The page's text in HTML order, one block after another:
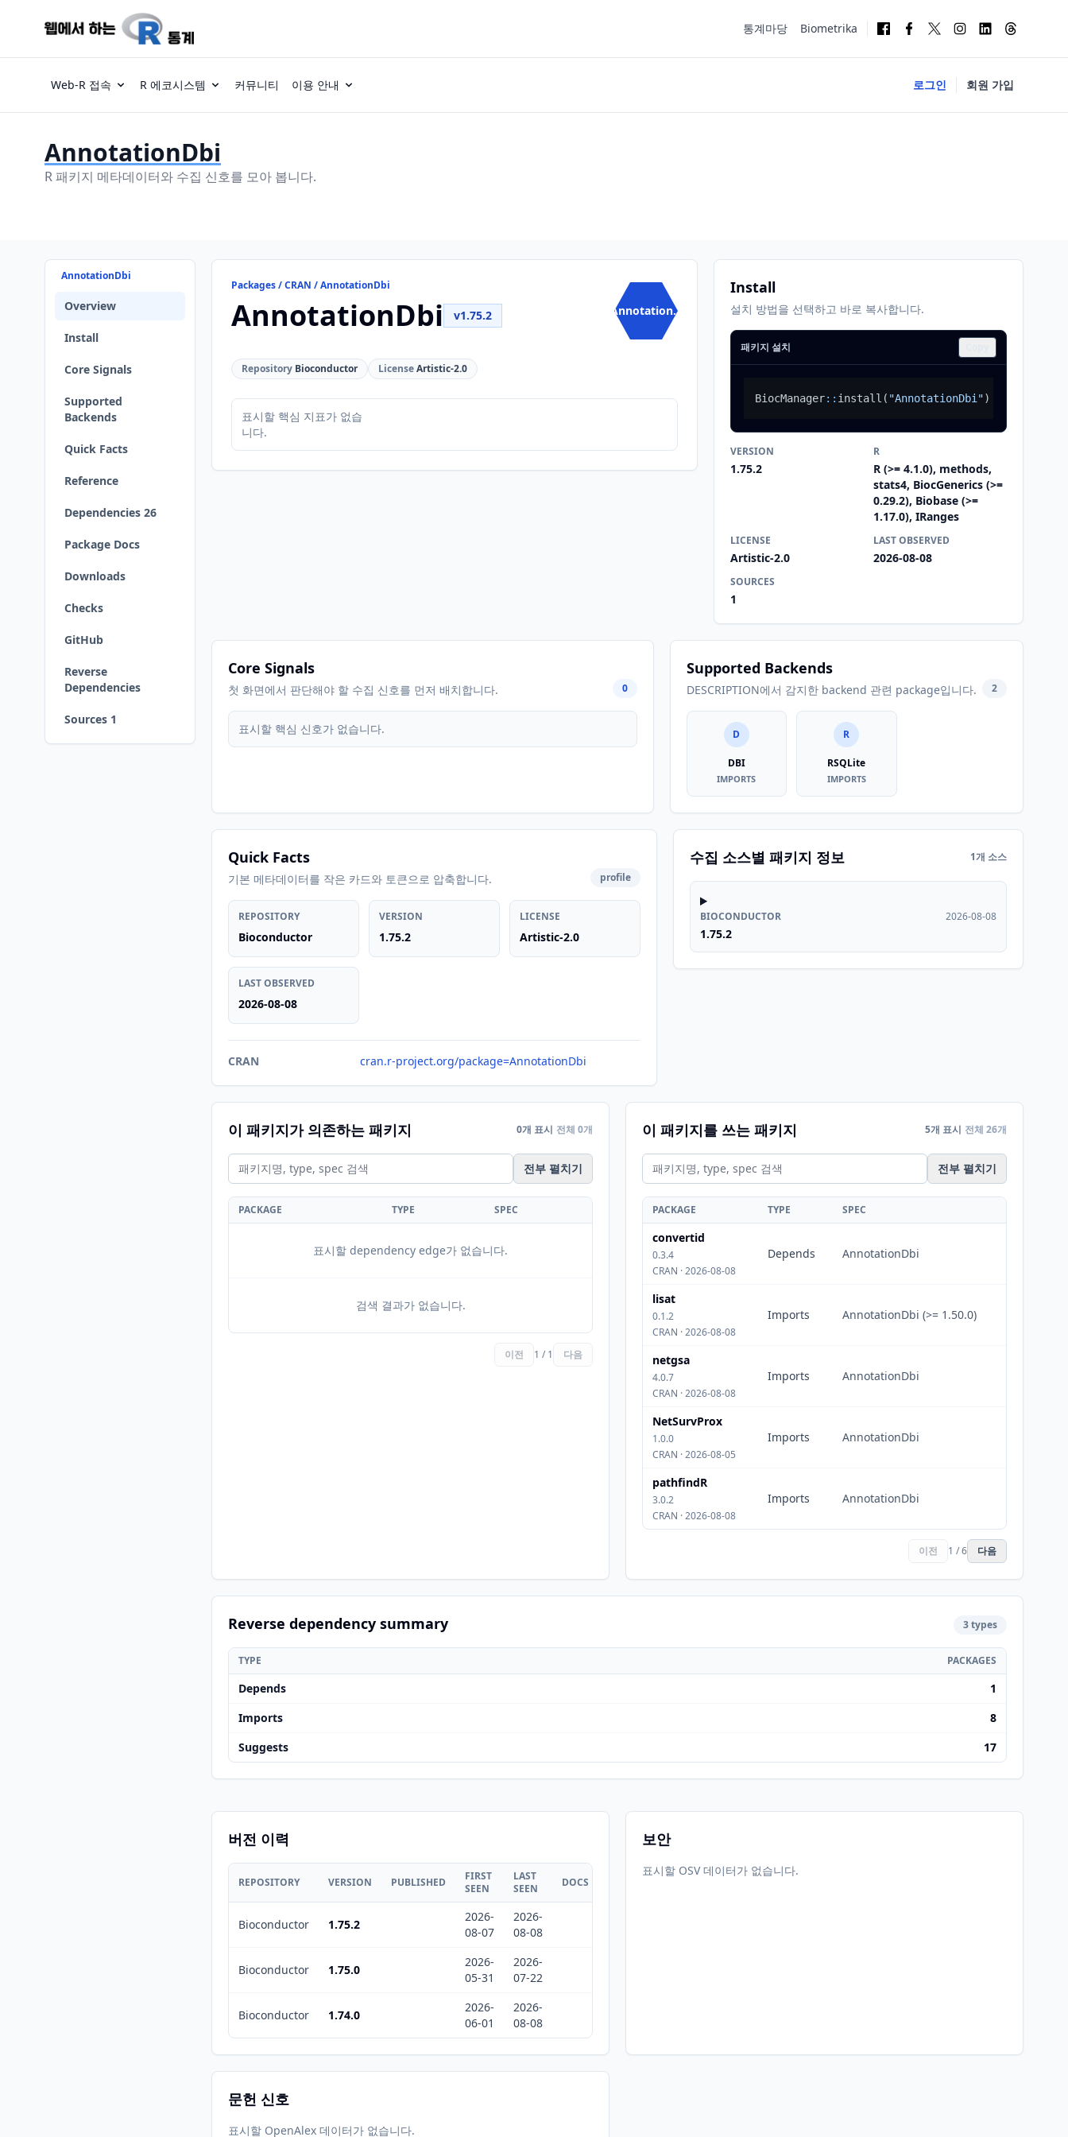
통계마당 Biometrika
Web-R 접속 R 에코시스템 커뮤니티 이용 안내 로그인 회원 가입
AnnotationDbi
R 패키지 메타데이터와 수집 신호를 모아 봅니다.
AnnotationDbi
Overview
Install
Core Signals
Supported
Backends
Quick Facts
Reference
Dependencies 26
Package Docs
Downloads
Checks
GitHub
Reverse
Dependencies
Sources 1
Packages / CRAN / AnnotationDbi
AnnotationDbi v1.75.2 Annotation...
Repository Bioconductor LicenseArtistic-2.0
표시할 핵심 지표가 없습
니다.
Install
설치 방법을 선택하고 바로 복사합니다.
패키지 설치
BiocManager:: install ( "AnnotationDbi")
VERSION
1.75.2
R
R (>= 4.1.0), methods,
stats4, BiocGenerics (>=
0.29.2), Biobase (>=
1.17.0), IRanges
LICENSE
Artistic-2.0
LAST OBSERVED
2026-08-08
SOURCES
1
Core Signals
첫 화면에서 판단해야 할 수집 신호를 먼저 배치합니다. 0
표시할 핵심 신호가 없습니다.
Supported Backends
DESCRIPTION에서 감지한 backend 관련 package입니다. 2
D
DBI
IMPORTS
R
RSQLite
IMPORTS
Quick Facts
기본 메타데이터를 작은 카드와 토큰으로 압축합니다. profile
REPOSITORY
Bioconductor
VERSION
1.75.2
LICENSE
Artistic-2.0
LAST OBSERVED
2026-08-08
CRAN cran.r-project.org/package=AnnotationDbi
수집 소스별 패키지 정보 1개 소스
BIOCONDUCTOR
1.75.2
2026-08-08
이 패키지가 의존하는 패키지 0개 표시 전체 0개
전부 펼치기
PACKAGE TYPE SPEC
표시할 dependency edge가 없습니다.
검색 결과가 없습니다.
이전 1 / 1 다음
이 패키지를 쓰는 패키지 5개 표시 전체 26개
전부 펼치기
PACKAGE TYPE SPEC
convertid
0.3.4
CRAN · 2026-08-08
Depends AnnotationDbi
lisat
0.1.2
CRAN · 2026-08-08
Imports AnnotationDbi (>= 1.50.0)
netgsa
4.0.7
CRAN · 2026-08-08
Imports AnnotationDbi
NetSurvProx
1.0.0
CRAN · 2026-08-05
Imports AnnotationDbi
pathfindR
3.0.2
CRAN · 2026-08-08
Imports AnnotationDbi
이전 1 / 6 다음
Reverse dependency summary 3 types
TYPE PACKAGES
Depends
1
Imports
8
Suggests
17
버전 이력
REPOSITORY VERSION PUBLISHED
FIRST
SEEN
LAST
SEEN
DOCS
Bioconductor 1.75.2
2026-
08-07
2026-
08-08
Bioconductor 1.75.0
2026-
05-31
2026-
07-22
Bioconductor 1.74.0
2026-
06-01
2026-
08-08
보안
표시할 OSV 데이터가 없습니다.
문헌 신호
표시할 OpenAlex 데이터가 없습니다.